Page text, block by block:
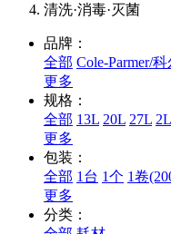
清洗·消毒·灭菌
品牌：
全部 Cole-Parmer/
更多
规格：
全部 13L 20L 27L 2L
更多
包装：
全部 1台 1个 1卷
更多
分类：